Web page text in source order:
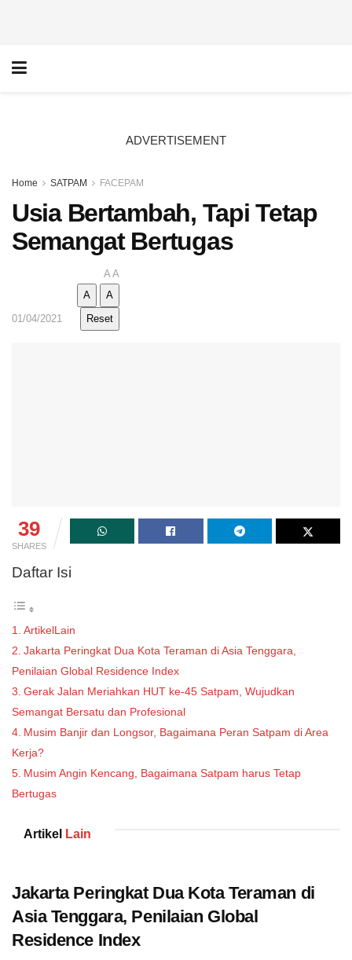
ADVERTISEMENT
Home SATPAM FACEPAM
Usia Bertambah, Tapi Tetap
Semangat Bertugas
01/04/2021
A A
A
A
Reset
39
SHARES
Daftar Isi
ArtikelLain
Jakarta Peringkat Dua Kota Teraman di Asia Tenggara,
Penilaian Global Residence Index
Gerak Jalan Meriahkan HUT ke-45 Satpam, Wujudkan
Semangat Bersatu dan Profesional
Musim Banjir dan Longsor, Bagaimana Peran Satpam di Area
Kerja?
Musim Angin Kencang, Bagaimana Satpam harus Tetap
Bertugas
Artikel Lain
Jakarta Peringkat Dua Kota Teraman di
Asia Tenggara, Penilaian Global
Residence Index